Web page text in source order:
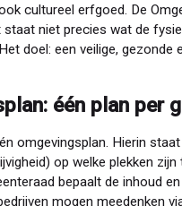
cultureel erfgoed. De
niet precies wat de
doel: een veilige,
één plan per
omgevingsplan. Hierin
op welke plekken
bepaalt de inhoud
mogen meedenken